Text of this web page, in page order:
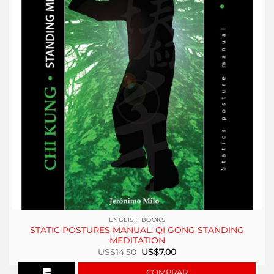
ENGLISH BOOKS
STATIC POSTURES MANUAL: QI GONG STANDING
MEDITATION
US$14.50 El
precio
original
US$7.00El
actual
COMPRAR